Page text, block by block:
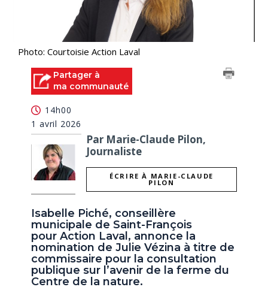
Photo: Courtoisie Action Laval
Partager à
ma communauté
14h00
1 avril 2026
Par Marie-Claude Pilon,
Journaliste
ÉCRIRE À MARIE-CLAUDE
PILON
Isabelle Piché, conseillère
municipale de Saint-François
pour Action Laval, annonce la
nomination de Julie Vézina à titre de
commissaire pour la consultation
publique sur l’avenir de la ferme du
Centre de la nature.